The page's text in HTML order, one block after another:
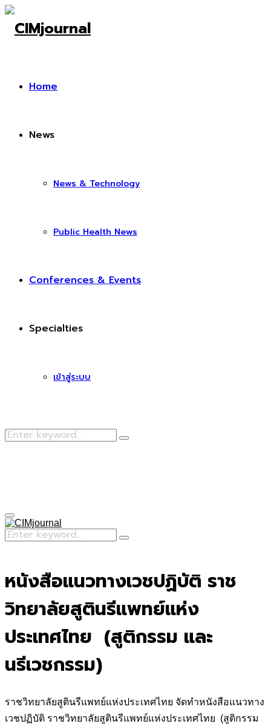
Home
News
News & Technology
Public Health News
Conferences & Events
Specialties
เข้าสู่ระบบ
Search
Search
Primary
Menu
Search
for:
Search
หนังสือแนวทางเวชปฏิบัติ ราช
วิทยาลัยสูตินรีแพทย์แห่ง
ประเทศไทย (สูติกรรม และ
นรีเวชกรรม)
ราชวิทยาลัยสูตินรีแพทย์แห่งประเทศไทย จัดทำหนังสือแนวทาง
เวชปฏิบัติ ราชวิทยาลัยสูตินรีแพทย์แห่งประเทศไทย (สูติกรรม